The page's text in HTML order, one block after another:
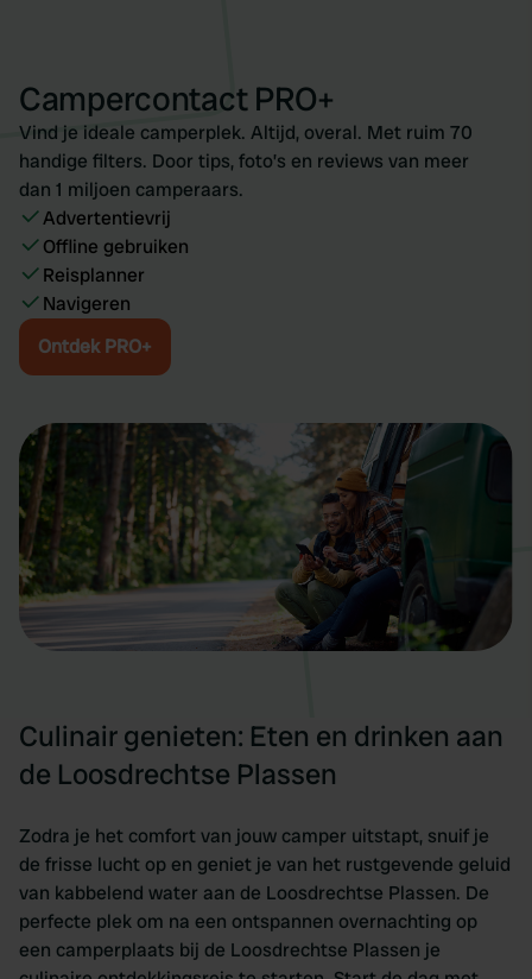
Campercontact PRO+
Vind je ideale camperplek. Altijd, overal. Met ruim 70
handige filters. Door tips, foto’s en reviews van meer
dan 1 miljoen camperaars.
Advertentievrij
Offline gebruiken
Reisplanner
Navigeren
Ontdek PRO+
Culinair genieten: Eten en drinken aan
de Loosdrechtse Plassen
Zodra je het comfort van jouw camper uitstapt, snuif je
de frisse lucht op en geniet je van het rustgevende geluid
van kabbelend water aan de Loosdrechtse Plassen. De
perfecte plek om na een ontspannen overnachting op
een camperplaats bij de Loosdrechtse Plassen je